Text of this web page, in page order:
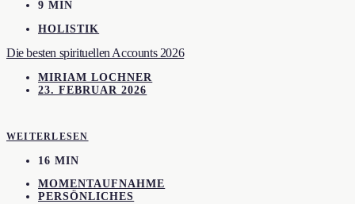
9 MIN
HOLISTIK
Die besten spirituellen Accounts 2026
MIRIAM LOCHNER
23. FEBRUAR 2026
WEITERLESEN
16 MIN
MOMENTAUFNAHME
PERSÖNLICHES